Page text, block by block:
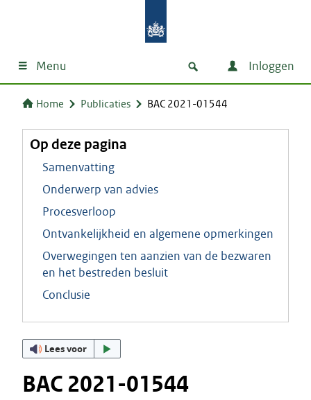
Menu Inloggen
Home Publicaties BAC 2021-01544
Op deze pagina
Samenvatting
Onderwerp van advies
Procesverloop
Ontvankelijkheid en algemene opmerkingen
Overwegingen ten aanzien van de bezwaren
en het bestreden besluit
Conclusie
Lees voor
BAC 2021-01544